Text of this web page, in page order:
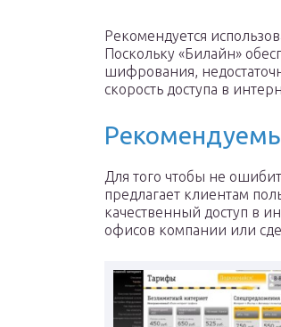
Рекомендуется
Поскольку «Билайн»
шифрования,
скорость доступа в
Для того чтобы не
предлагает клиентам
качественный доступ в
офисов компании или